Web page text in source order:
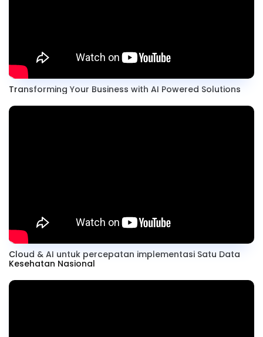
Transforming Your Business with AI Powered Solutions
Cloud & AI untuk percepatan implementasi Satu Data
Kesehatan Nasional